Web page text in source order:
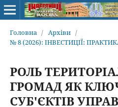
Головна / Архіви /
№ 8 (2026): ІНВЕСТИЦІЇ:
РОЛЬ
ГРОМАД ЯК
СУБ'ЄКТІВ